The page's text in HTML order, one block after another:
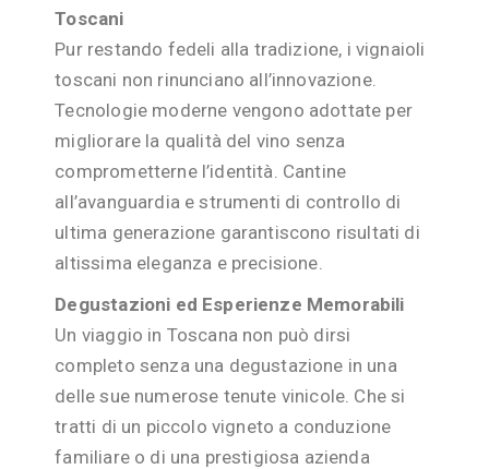
Toscani
Pur restando fedeli alla tradizione, i vignaioli
toscani non rinunciano all’innovazione.
Tecnologie moderne vengono adottate per
migliorare la qualità del vino senza
comprometterne l’identità. Cantine
all’avanguardia e strumenti di controllo di
ultima generazione garantiscono risultati di
altissima eleganza e precisione.
Degustazioni ed Esperienze Memorabili
Un viaggio in Toscana non può dirsi
completo senza una degustazione in una
delle sue numerose tenute vinicole. Che si
tratti di un piccolo vigneto a conduzione
familiare o di una prestigiosa azienda